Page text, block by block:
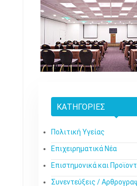
ΚΑΤΗΓΟΡΊΕΣ
Πολιτική Υγείας
Επιχειρηματικά Νέα
Επιστημονικά και
Συνεντεύξεις /